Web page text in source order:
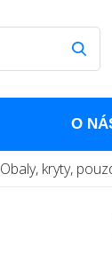
O
Obaly, kryty,